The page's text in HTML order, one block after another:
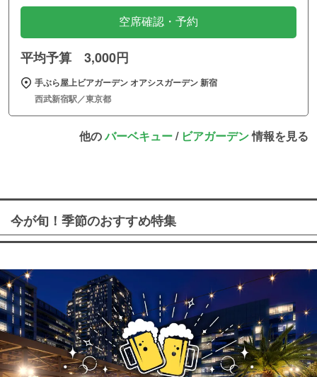
空席確認・予約
平均予算 3,000円
手ぶら屋上ビアガーデン オアシスガーデン 新宿
西武新宿駅／東京都
他のバーベキュー/ ビアガーデン情報を見る
今が旬！季節のおすすめ特集